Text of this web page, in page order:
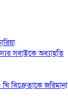
সবাইকে অব্যাহতি
বিক্রেতাকে জরিমানা